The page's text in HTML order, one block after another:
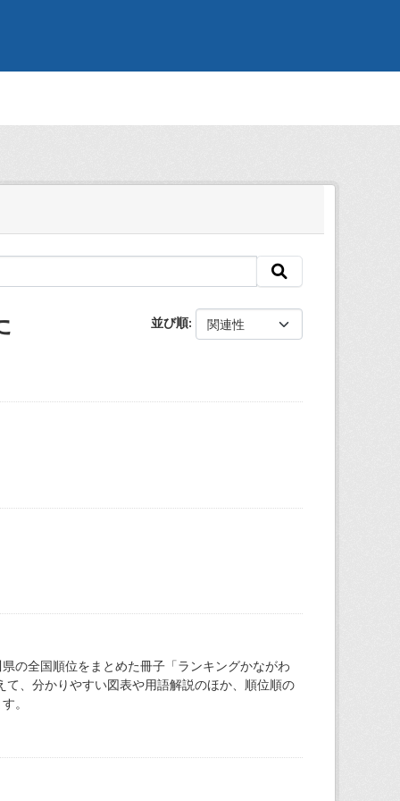
並び順
の全国順位をまとめた冊子「ランキングかながわ
、分かりやすい図表や用語解説のほか、順位順の
。